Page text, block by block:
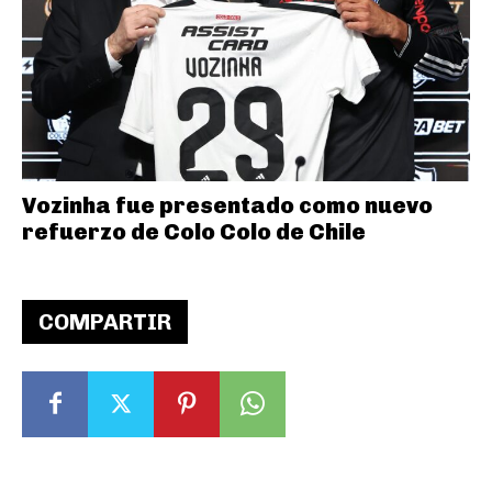
COMPARTIR
Vozinha fue presentado como nuevo
refuerzo de Colo Colo de Chile